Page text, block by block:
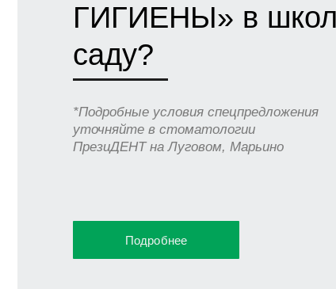
ГИГИЕНЫ» в
саду?
*Подробные условия спецпредложения
уточняйте в стоматологии
ПрезиДЕНТ на Луговом, Марьино
Подробнее